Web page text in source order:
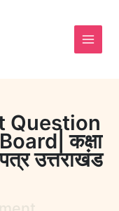
Question
कक्षा
उत्तराखंड